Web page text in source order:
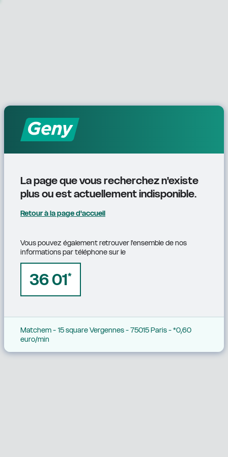
La page que vous recherchez n'existe
plus ou est actuellement indisponible.
Retour à la page d'accueil
Vous pouvez également retrouver l'ensemble de nos
informations par téléphone sur le
36 01*
Matchem - 15 square Vergennes - 75015 Paris - *0,60
euro/min